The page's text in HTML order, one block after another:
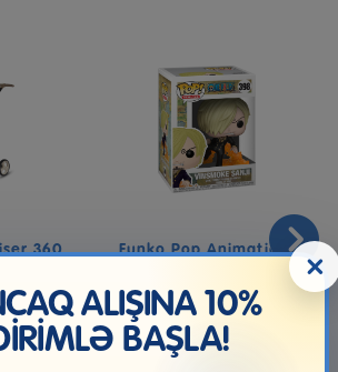
360
Funko Pop Animation:
46.99₼
×
ALIŞINA 10%
BAŞLA!